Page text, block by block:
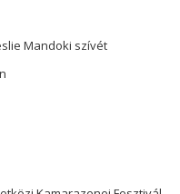
Mandoki szívét